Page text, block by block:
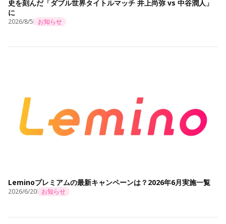
史を刻んだ「ダブル世界タイトルマッチ 井上尚弥 vs 中谷潤人」
に
2026/8/5 お知らせ
Leminoプレミアムの最新キャンペーンは？2026年6月実施一覧
2026/6/20 お知らせ